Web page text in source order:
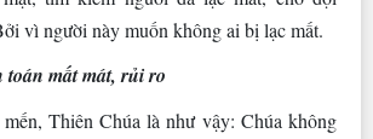
vì người này muốn không ai bị lạc mất.
mất mát, rủi ro
Thiên Chúa là như vậy: Chúa không